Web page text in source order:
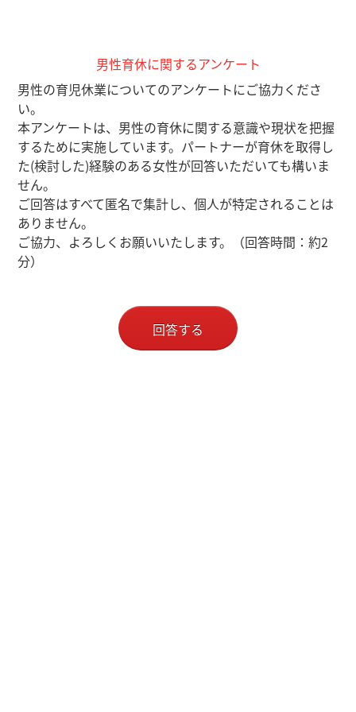
男性育休に関するアンケート
男性の育児休業についてのアンケートにご協力くださ
い。
本アンケートは、男性の育休に関する意識や現状を把握
するために実施しています。パートナーが育休を取得し
た(検討した)経験のある女性が回答いただいても構いま
せん。
ご回答はすべて匿名で集計し、個人が特定されることは
ありません。
ご協力、よろしくお願いいたします。（回答時間：約2
分）
回答する